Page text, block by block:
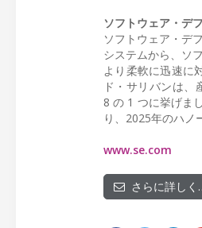
ソフトウェア・
ソフトウェア・デ
システムから、ソ
より柔軟に迅速に
ド・サリバンは
8 の 1 つに挙げま
り、2025年のハノ
www.se.com
さらに詳し